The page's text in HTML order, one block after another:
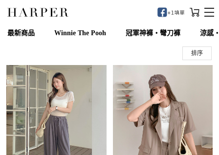
自訂款
最新商品 Winnie The Pooh 冠軍神褲‧彎刀褲 涼感
排序